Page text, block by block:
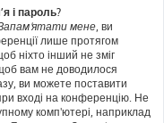
і пароль?
мене, ви
лише протягом
ніхто інший не зміг
вам не доводилося
ви можете поставити
вході на конференцію. Не
комп'ютері, наприклад